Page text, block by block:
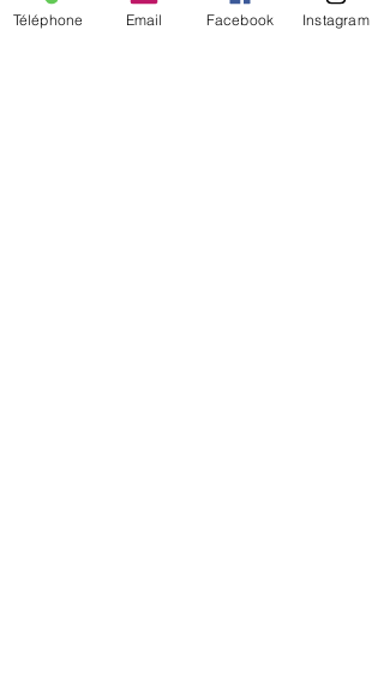
Téléphone Email Facebook Instagram